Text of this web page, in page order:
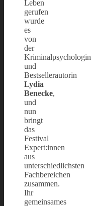
Leben
gerufen
wurde
es
von
der
Kriminalpsychologin
und
Bestsellerautorin
Lydia
Benecke,
und
nun
bringt
das
Festival
Expert:innen
aus
unterschiedlichsten
Fachbereichen
zusammen.
Ihr
gemeinsames